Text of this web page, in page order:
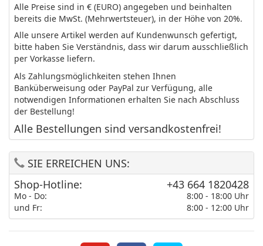
Alle Preise sind in € (EURO) angegeben und beinhalten
bereits die MwSt. (Mehrwertsteuer), in der Höhe von 20%.
Alle unsere Artikel werden auf Kundenwunsch gefertigt,
bitte haben Sie Verständnis, dass wir darum ausschließlich
per Vorkasse liefern.
Als Zahlungsmöglichkeiten stehen Ihnen
Banküberweisung oder PayPal zur Verfügung, alle
notwendigen Informationen erhalten Sie nach Abschluss
der Bestellung!
Alle Bestellungen sind versandkostenfrei!
SIE ERREICHEN UNS:
Shop-Hotline:
Mo - Do:
und Fr:
+43 664 1820428
8:00 - 18:00 Uhr
8:00 - 12:00 Uhr